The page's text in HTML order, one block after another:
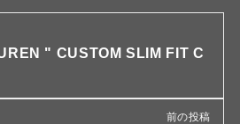
" CUSTOM SLIM FIT C
前の投稿